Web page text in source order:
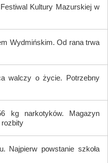
Kultury Mazurskiej w
Wydmińskim. Od rana trwa
walczy o życie. Potrzebny
kg narkotyków. Magazyn
Najpierw powstanie szkoła